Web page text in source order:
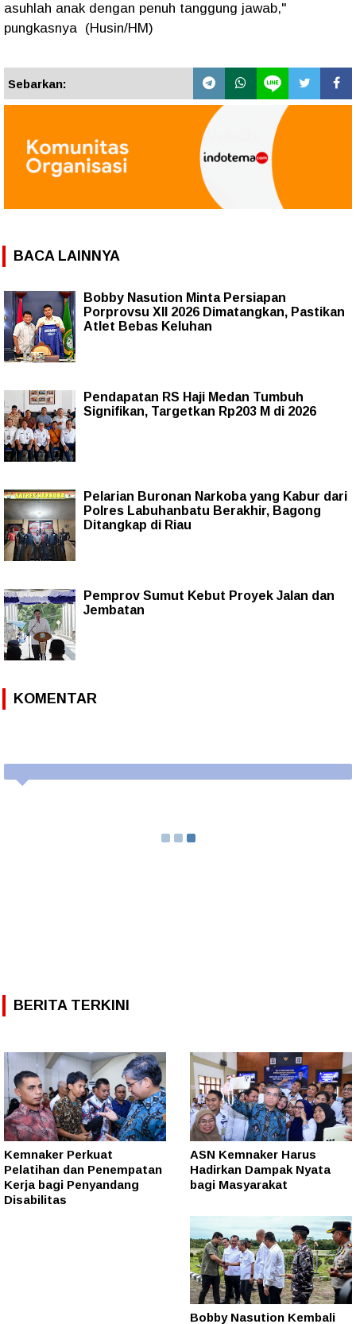
asuhlah anak dengan penuh tanggung jawab,"
pungkasnya (Husin/HM)
Sebarkan:
BACA LAINNYA
Bobby Nasution Minta Persiapan
Porprovsu XII 2026 Dimatangkan, Pastikan
Atlet Bebas Keluhan
Pendapatan RS Haji Medan Tumbuh
Signifikan, Targetkan Rp203 M di 2026
Pelarian Buronan Narkoba yang Kabur dari
Polres Labuhanbatu Berakhir, Bagong
Ditangkap di Riau
Pemprov Sumut Kebut Proyek Jalan dan
Jembatan
KOMENTAR
BERITA TERKINI
Kemnaker Perkuat
Pelatihan dan Penempatan
Kerja bagi Penyandang
Disabilitas
ASN Kemnaker Harus
Hadirkan Dampak Nyata
bagi Masyarakat
Bobby Nasution Kembali